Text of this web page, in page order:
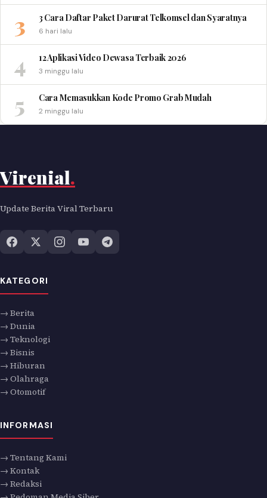
3 3 Cara Daftar Paket Darurat Telkomsel dan Syaratnya
6 hari lalu
4 12 Aplikasi Video Dewasa Terbaik 2026
3 minggu lalu
5 Cara Memasukkan Kode Promo Grab Mudah
2 minggu lalu
Virenial.
Update Berita Viral Terbaru
KATEGORI
→ Berita
→ Dunia
→ Teknologi
→ Bisnis
→ Hiburan
→ Olahraga
→ Otomotif
INFORMASI
→ Tentang Kami
→ Kontak
→ Redaksi